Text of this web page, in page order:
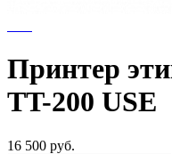
Принтер
TT-200 USE
16 500 руб.